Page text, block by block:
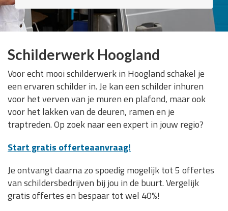
Schilderwerk Hoogland
Voor echt mooi schilderwerk in Hoogland schakel je
een ervaren schilder in. Je kan een schilder inhuren
voor het verven van je muren en plafond, maar ook
voor het lakken van de deuren, ramen en je
traptreden. Op zoek naar een expert in jouw regio?
Start gratis offerteaanvraag!
Je ontvangt daarna zo spoedig mogelijk tot 5 offertes
van schildersbedrijven bij jou in de buurt. Vergelijk
gratis offertes en bespaar tot wel 40%!